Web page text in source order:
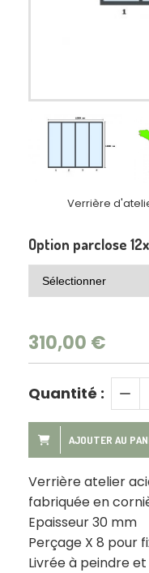
Verrière
Option parclose
310,00 €
Quantité :
AJOUTER AU
Verrière atelier
fabriquée en
Epaisseur 30 mm
Perçage X 8 pour
Livrée à peindre